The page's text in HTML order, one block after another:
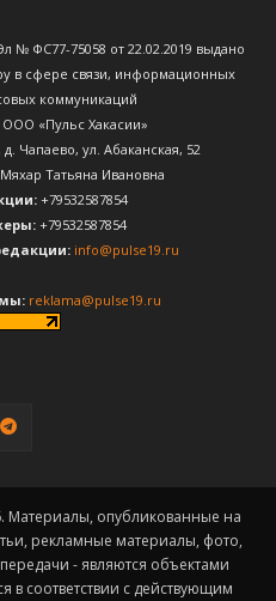
№ ФС77-75058 от 22.02.2019 выдано
в сфере связи, информационных
коммуникаций
ООО «Пульс Хакасии»
Чапаево, ул. Абаканская, 52
Мяхар Татьяна Ивановна
+79532587854
+79532587854
info@pulse19.ru
reklama@pulse19.ru
Материалы, опубликованные на
рекламные материалы, фото,
- являются объектами
в соответствии с действующим